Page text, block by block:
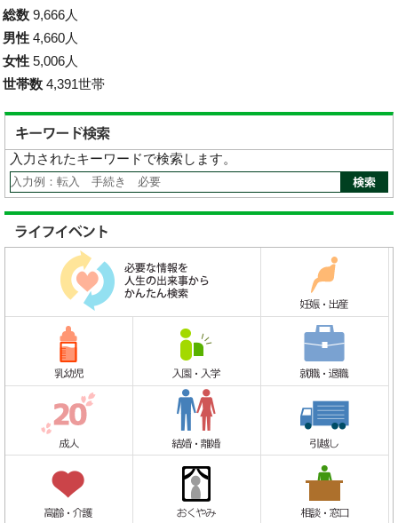
総数 9,666人
男性 4,660人
女性 5,006人
世帯数 4,391世帯
入力されたキーワードで検索します。